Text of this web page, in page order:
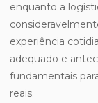
enquanto a
experiência
adequado e
fundamentais
reais.